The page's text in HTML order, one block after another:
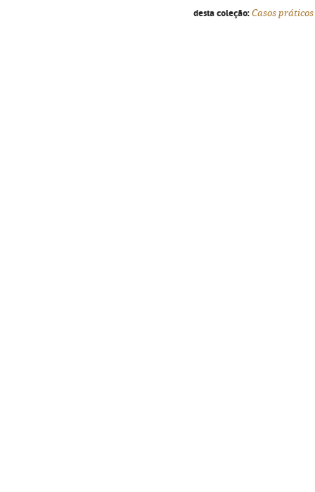
desta coleção: Casos práticos